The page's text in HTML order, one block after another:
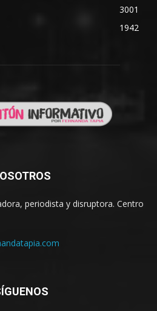
3001
1942
periodista y disruptora. Centro